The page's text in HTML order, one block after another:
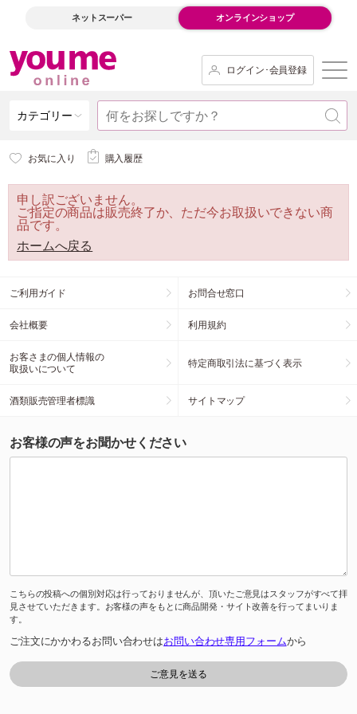
ネットスーパー オンラインショップ
ログイン･会員登録
カテゴリー
お気に入り 購入履歴
申し訳ございません。
ご指定の商品は販売終了か、ただ今お取扱いできない商
品です。
ホームへ戻る
ご利用ガイド お問合せ窓口
会社概要 利用規約
お客さまの個人情報の
取扱いについて
特定商取引法に基づく表示
酒類販売管理者標識 サイトマップ
お客様の声をお聞かせください
こちらの投稿への個別対応は行っておりませんが、頂いたご意見はスタッフがすべて拝
見させていただきます。お客様の声をもとに商品開発・サイト改善を行ってまいりま
す。
ご注文にかかわるお問い合わせはお問い合わせ専用フォームから